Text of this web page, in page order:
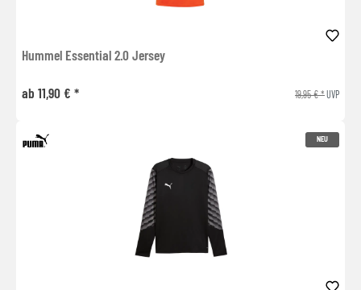
Hummel Essential 2.0 Jersey
ab 11,90 € * 19,95 € *UVP
NEU